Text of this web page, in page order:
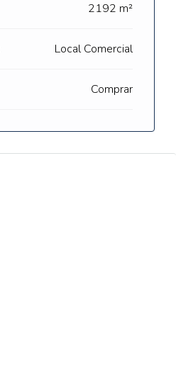
2192 m²
Local Comercial
Comprar